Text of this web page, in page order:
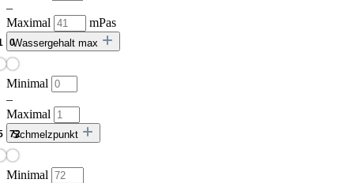
–
Maximal
mPas
Wassergehalt max
Minimal
–
Maximal
Schmelzpunkt
Minimal